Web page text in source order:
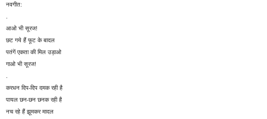
नवगीत:
आओ भी सूरज!
छट गये हैं फूट के बादल
पतंगें एकता की मिल उड़ाओ
गाओ भी सूरज!
करधन दिप-दिप दमक रही है
पायल छन-छन छनक रही है
नच रहे हैं झूमकर मादल